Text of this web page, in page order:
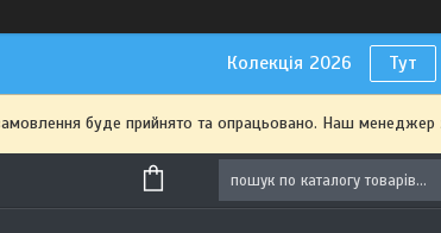
Колекція 2026 Тут
буде прийнято та опрацьовано. Наш